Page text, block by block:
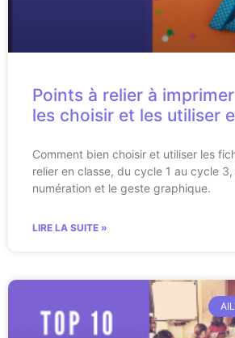
Points à relier à
les choisir et les utiliser
Comment bien choisir et utiliser les
relier en classe, du cycle 1 au cycle
numération et le geste graphique.
LIRE LA SUITE »